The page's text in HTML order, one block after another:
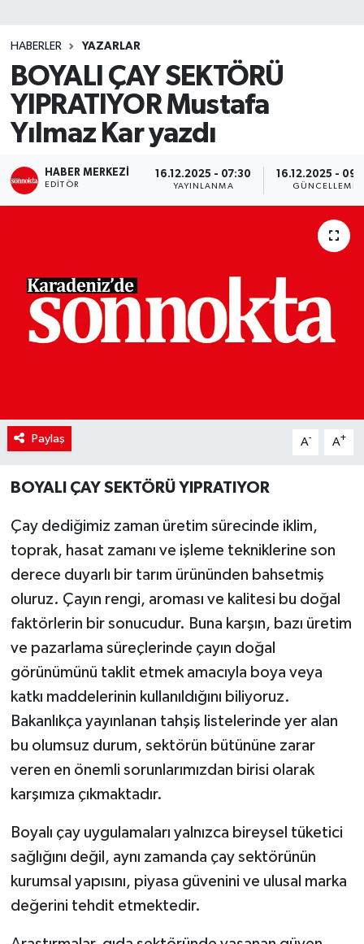
HABERLER YAZARLAR
BOYALI ÇAY SEKTÖRÜ
YIPRATIYOR Mustafa
Yılmaz Kar yazdı
HABER MERKEZI
EDITÖR
16.12.2025 - 07:30
YAYINLANMA
16.12.2025 -
GÜNCELLEME
Paylaş A- A+
BOYALI ÇAY SEKTÖRÜ YIPRATIYOR
Çay dediğimiz zaman üretim sürecinde iklim,
toprak, hasat zamanı ve işleme tekniklerine son
derece duyarlı bir tarım ürününden bahsetmiş
oluruz. Çayın rengi, aroması ve kalitesi bu doğal
faktörlerin bir sonucudur. Buna karşın, bazı üretim
ve pazarlama süreçlerinde çayın doğal
görünümünü taklit etmek amacıyla boya veya
katkı maddelerinin kullanıldığını biliyoruz.
Bakanlıkça yayınlanan tahşiş listelerinde yer alan
bu olumsuz durum, sektörün bütününe zarar
veren en önemli sorunlarımızdan birisi olarak
karşımıza çıkmaktadır.
Boyalı çay uygulamaları yalnızca bireysel tüketici
sağlığını değil, aynı zamanda çay sektörünün
kurumsal yapısını, piyasa güvenini ve ulusal marka
değerini tehdit etmektedir.
Teknoloji
TRABZON